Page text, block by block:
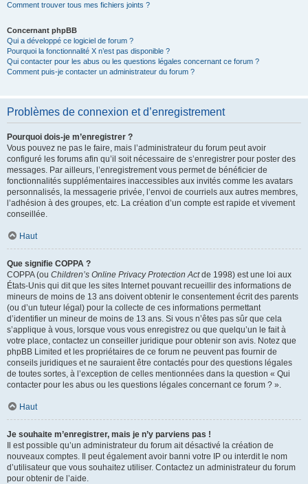
Comment trouver tous mes fichiers joints ?
Concernant phpBB
Qui a développé ce logiciel de forum ?
Pourquoi la fonctionnalité X n’est pas disponible ?
Qui contacter pour les abus ou les questions légales concernant ce forum ?
Comment puis-je contacter un administrateur du forum ?
Problèmes de connexion et d’enregistrement
Pourquoi dois-je m’enregistrer ?
Vous pouvez ne pas le faire, mais l’administrateur du forum peut avoir
configuré les forums afin qu’il soit nécessaire de s’enregistrer pour poster des
messages. Par ailleurs, l’enregistrement vous permet de bénéficier de
fonctionnalités supplémentaires inaccessibles aux invités comme les avatars
personnalisés, la messagerie privée, l’envoi de courriels aux autres membres,
l’adhésion à des groupes, etc. La création d’un compte est rapide et vivement
conseillée.
Haut
Que signifie COPPA ?
COPPA (ou Children’s Online Privacy Protection Actde 1998) est une loi aux
États-Unis qui dit que les sites Internet pouvant recueillir des informations de
mineurs de moins de 13 ans doivent obtenir le consentement écrit des parents
(ou d’un tuteur légal) pour la collecte de ces informations permettant
d’identifier un mineur de moins de 13 ans. Si vous n’êtes pas sûr que cela
s’applique à vous, lorsque vous vous enregistrez ou que quelqu’un le fait à
votre place, contactez un conseiller juridique pour obtenir son avis. Notez que
phpBB Limited et les propriétaires de ce forum ne peuvent pas fournir de
conseils juridiques et ne sauraient être contactés pour des questions légales
de toutes sortes, à l’exception de celles mentionnées dans la question « Qui
contacter pour les abus ou les questions légales concernant ce forum ? ».
Haut
Je souhaite m’enregistrer, mais je n’y parviens pas !
Il est possible qu’un administrateur du forum ait désactivé la création de
nouveaux comptes. Il peut également avoir banni votre IP ou interdit le nom
d’utilisateur que vous souhaitez utiliser. Contactez un administrateur du forum
pour obtenir de l’aide.